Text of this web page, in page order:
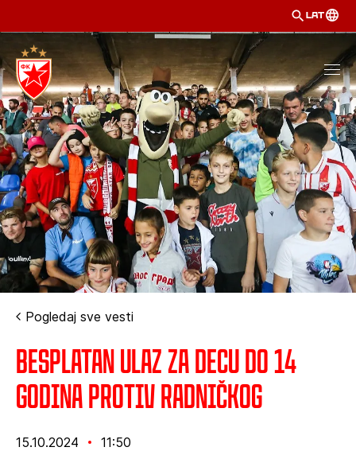
LAT
Pogledaj sve vesti
Besplatan ulaz za decu do 14
godina protiv Radničkog
15.10.2024 11:50